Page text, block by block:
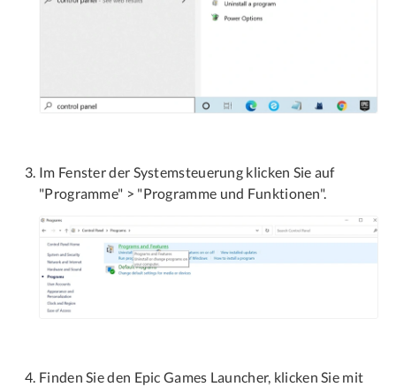
Im Fenster der Systemsteuerung klicken Sie auf
"Programme" > "Programme und Funktionen".
Finden Sie den Epic Games Launcher, klicken Sie mit